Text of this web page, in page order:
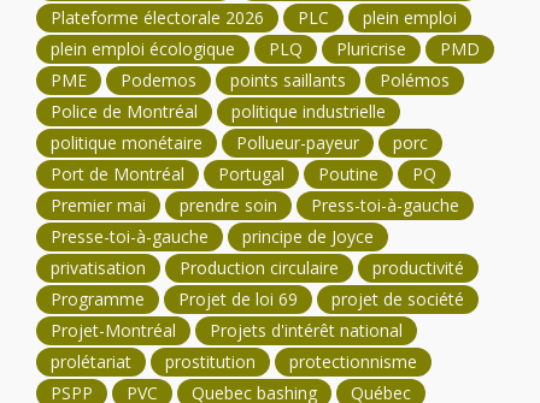
Plateforme électorale 2026
PLC
plein emploi
plein emploi écologique
PLQ Pluricrise
PMD
PME
Podemos points saillants
Polémos
Police de Montréal
politique industrielle
politique monétaire
Pollueur-payeur
porc
Port de Montréal
Portugal Poutine
PQ
Premier mai
prendre soin
Press-toi-à-gauche
Presse-toi-à-gauche
principe de Joyce
privatisation
Production circulaire
productivité
Programme
Projet de loi 69
projet de société
Projet-Montréal
Projets d'intérêt national
prolétariat
prostitution
protectionnisme
PSPP
PVC Quebec bashing
Québec